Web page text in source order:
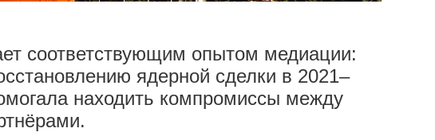
соответствующим опытом медиации:
ядерной сделки в 2021–
находить компромиссы между